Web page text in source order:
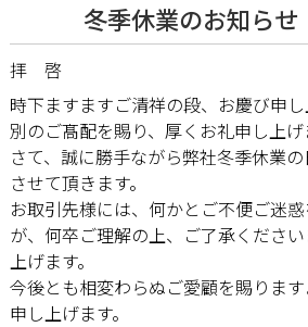
冬季休業のお知らせ
拝 啓
時下ますますご清祥の段、お慶び申
別のご髙配を賜り、厚くお礼申し上げ
さて、誠に勝手ながら弊社冬季休業
させて頂きます。
お取引先様には、何かとご不便ご迷
が、何卒ご理解の上、ご了承くださ
上げます。
今後とも相変わらぬご愛顧を賜りま
申し上げます。